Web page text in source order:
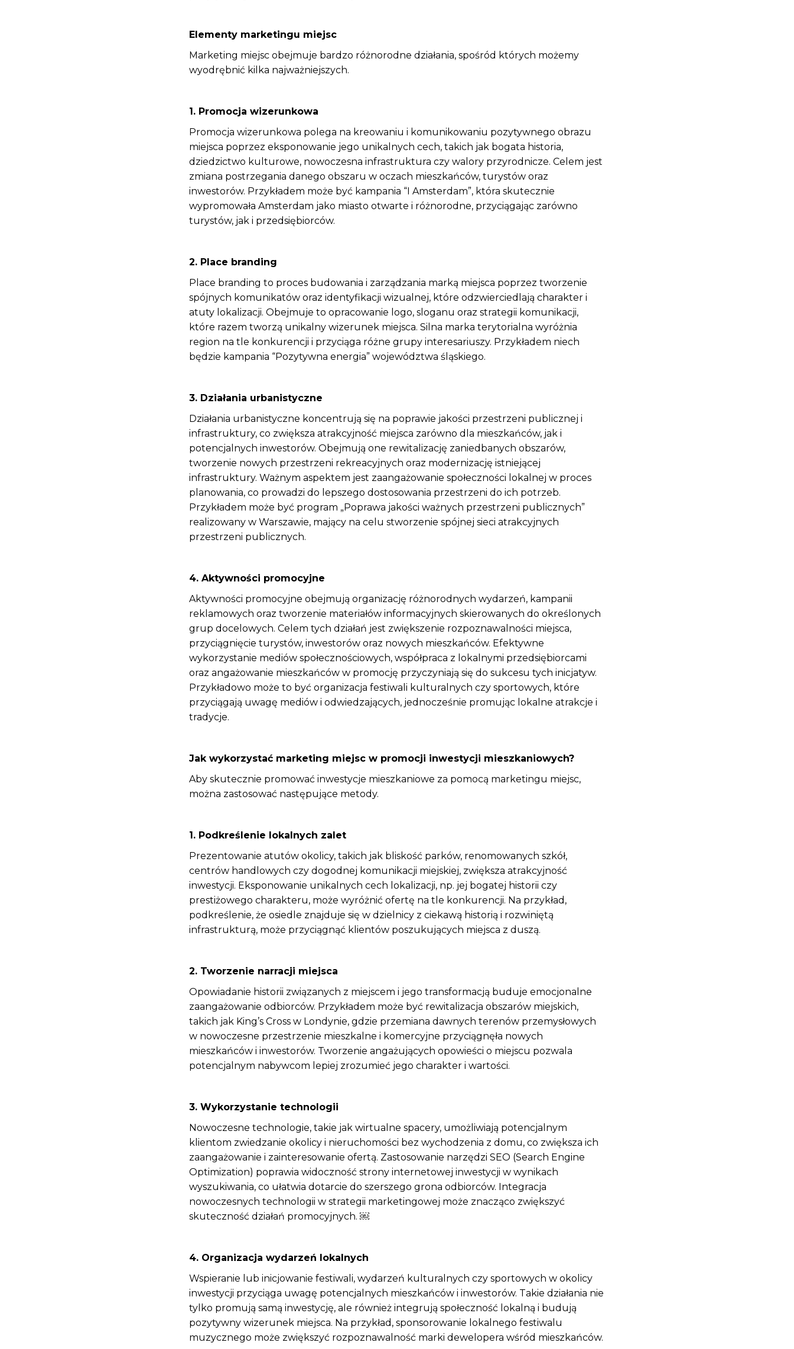
Elementy marketingu miejsc
Marketing miejsc obejmuje bardzo różnorodne działania, spośród których możemy
wyodrębnić kilka najważniejszych.
1. Promocja wizerunkowa
Promocja wizerunkowa polega na kreowaniu i komunikowaniu pozytywnego obrazu
miejsca poprzez eksponowanie jego unikalnych cech, takich jak bogata historia,
dziedzictwo kulturowe, nowoczesna infrastruktura czy walory przyrodnicze. Celem jest
zmiana postrzegania danego obszaru w oczach mieszkańców, turystów oraz
inwestorów. Przykładem może być kampania “I Amsterdam”, która skutecznie
wypromowała Amsterdam jako miasto otwarte i różnorodne, przyciągając zarówno
turystów, jak i przedsiębiorców.
2. Place branding
Place branding to proces budowania i zarządzania marką miejsca poprzez tworzenie
spójnych komunikatów oraz identyfikacji wizualnej, które odzwierciedlają charakter i
atuty lokalizacji. Obejmuje to opracowanie logo, sloganu oraz strategii komunikacji,
które razem tworzą unikalny wizerunek miejsca. Silna marka terytorialna wyróżnia
region na tle konkurencji i przyciąga różne grupy interesariuszy. Przykładem niech
będzie kampania “Pozytywna energia” województwa śląskiego.
3. Działania urbanistyczne
Działania urbanistyczne koncentrują się na poprawie jakości przestrzeni publicznej i
infrastruktury, co zwiększa atrakcyjność miejsca zarówno dla mieszkańców, jak i
potencjalnych inwestorów. Obejmują one rewitalizację zaniedbanych obszarów,
tworzenie nowych przestrzeni rekreacyjnych oraz modernizację istniejącej
infrastruktury. Ważnym aspektem jest zaangażowanie społeczności lokalnej w proces
planowania, co prowadzi do lepszego dostosowania przestrzeni do ich potrzeb.
Przykładem może być program „Poprawa jakości ważnych przestrzeni publicznych”
realizowany w Warszawie, mający na celu stworzenie spójnej sieci atrakcyjnych
przestrzeni publicznych.
4. Aktywności promocyjne
Aktywności promocyjne obejmują organizację różnorodnych wydarzeń, kampanii
reklamowych oraz tworzenie materiałów informacyjnych skierowanych do określonych
grup docelowych. Celem tych działań jest zwiększenie rozpoznawalności miejsca,
przyciągnięcie turystów, inwestorów oraz nowych mieszkańców. Efektywne
wykorzystanie mediów społecznościowych, współpraca z lokalnymi przedsiębiorcami
oraz angażowanie mieszkańców w promocję przyczyniają się do sukcesu tych inicjatyw.
Przykładowo może to być organizacja festiwali kulturalnych czy sportowych, które
przyciągają uwagę mediów i odwiedzających, jednocześnie promując lokalne atrakcje i
tradycje.
Jak wykorzystać marketing miejsc w promocji inwestycji mieszkaniowych?
Aby skutecznie promować inwestycje mieszkaniowe za pomocą marketingu miejsc,
można zastosować następujące metody.
1. Podkreślenie lokalnych zalet
Prezentowanie atutów okolicy, takich jak bliskość parków, renomowanych szkół,
centrów handlowych czy dogodnej komunikacji miejskiej, zwiększa atrakcyjność
inwestycji. Eksponowanie unikalnych cech lokalizacji, np. jej bogatej historii czy
prestiżowego charakteru, może wyróżnić ofertę na tle konkurencji. Na przykład,
podkreślenie, że osiedle znajduje się w dzielnicy z ciekawą historią i rozwiniętą
infrastrukturą, może przyciągnąć klientów poszukujących miejsca z duszą.
2. Tworzenie narracji miejsca
Opowiadanie historii związanych z miejscem i jego transformacją buduje emocjonalne
zaangażowanie odbiorców. Przykładem może być rewitalizacja obszarów miejskich,
takich jak King’s Cross w Londynie, gdzie przemiana dawnych terenów przemysłowych
w nowoczesne przestrzenie mieszkalne i komercyjne przyciągnęła nowych
mieszkańców i inwestorów. Tworzenie angażujących opowieści o miejscu pozwala
potencjalnym nabywcom lepiej zrozumieć jego charakter i wartości.
3. Wykorzystanie technologii
Nowoczesne technologie, takie jak wirtualne spacery, umożliwiają potencjalnym
klientom zwiedzanie okolicy i nieruchomości bez wychodzenia z domu, co zwiększa ich
zaangażowanie i zainteresowanie ofertą. Zastosowanie narzędzi SEO (Search Engine
Optimization) poprawia widoczność strony internetowej inwestycji w wynikach
wyszukiwania, co ułatwia dotarcie do szerszego grona odbiorców. Integracja
nowoczesnych technologii w strategii marketingowej może znacząco zwiększyć
skuteczność działań promocyjnych. ￼
4. Organizacja wydarzeń lokalnych
Wspieranie lub inicjowanie festiwali, wydarzeń kulturalnych czy sportowych w okolicy
inwestycji przyciąga uwagę potencjalnych mieszkańców i inwestorów. Takie działania nie
tylko promują samą inwestycję, ale również integrują społeczność lokalną i budują
pozytywny wizerunek miejsca. Na przykład, sponsorowanie lokalnego festiwalu
muzycznego może zwiększyć rozpoznawalność marki dewelopera wśród mieszkańców.